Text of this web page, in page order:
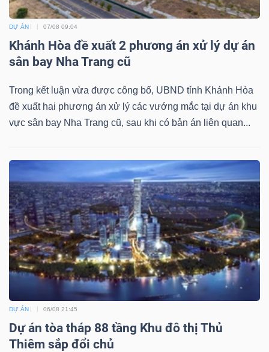
DỰ ÁN 07/08 09:04
Khánh Hòa đề xuất 2 phương án xử lý dự án
sân bay Nha Trang cũ
Trong kết luận vừa được công bố, UBND tỉnh Khánh Hòa
đề xuất hai phương án xử lý các vướng mắc tại dự án khu
vực sân bay Nha Trang cũ, sau khi có bản án liên quan...
DỰ ÁN 06/08 21:45
Dự án tòa tháp 88 tầng Khu đô thị Thủ
Thiêm sắp đổi chủ
TÀI
CÔNG
NGHỆ
TIN
DỊCH
VỤ
TRUYỀN